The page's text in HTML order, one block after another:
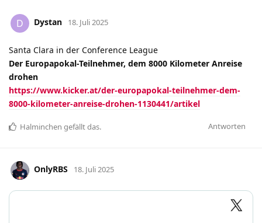
D Dystan 18. Juli 2025
Santa Clara in der Conference League
Der Europapokal-Teilnehmer, dem 8000 Kilometer Anreise
drohen
https://www.kicker.at/der-europapokal-teilnehmer-dem-
8000-kilometer-anreise-drohen-1130441/artikel
Antworten
Halminchen gefällt das.
OnlyRBS 18. Juli 2025